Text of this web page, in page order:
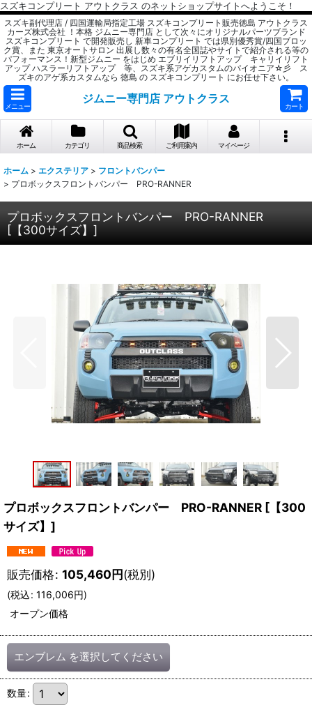
スズキコンプリート アウトクラス のネットショップサイトへようこそ！
スズキ副代理店 / 四国運輸局指定工場 スズキコンプリート販売徳島 アウトクラス
カーズ株式会社 ！本格 ジムニー専門店 として次々にオリジナルパーツブランド
スズキコンプリート で開発販売し 新車コンプリート では県別優秀賞/四国ブロッ
ク賞、また 東京オートサロン 出展し数々の有名全国誌やサイトで紹介される等の
パフォーマンス！新型ジムニー をはじめ エブリイリフトアップ キャリイリフト
アップ ハスラーリフトアップ 等、スズキ系アゲカスタムのパイオニア☆彡 ス
ズキのアゲ系カスタムなら 徳島 の スズキコンプリート にお任せ下さい。
メニュー
ジムニー専門店 アウトクラス
カート
ホーム カテゴリ 商品検索 ご利用案内 マイページ
ホーム > エクステリア > フロントバンパー
> プロボックスフロントバンパー PRO-RANNER
プロボックスフロントバンパー PRO-RANNER
[ 【300サイズ】 ]
プロボックスフロントバンパー PRO-RANNER [ 【300
サイズ】 ]
販売価格: 105,460円(税別)
(税込: 116,006円)
オープン価格
エンブレム を選択してください
数量: